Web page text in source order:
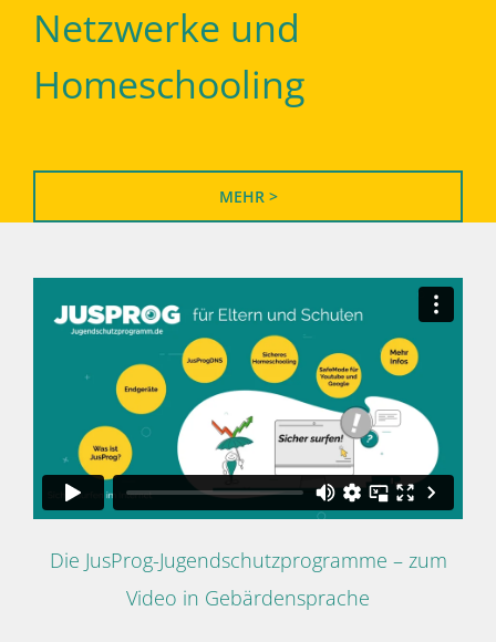
Netzwerke und
Homeschooling
MEHR >
Die JusProg-Jugendschutzprogramme – zum
Video in Gebärdensprache